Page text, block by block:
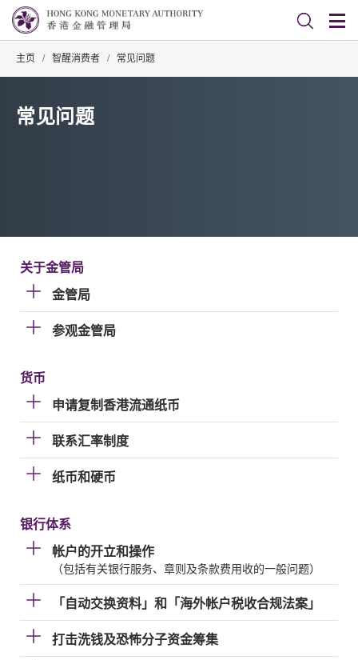
主页 / 智醒消费者 / 常见问题
常见问题
关于金管局
金管局
参观金管局
货币
申请复制香港流通纸币
联系汇率制度
纸币和硬币
银行体系
帐户的开立和操作
（包括有关银行服务、章则及条款费用收的一般问题）
「自动交换资料」和「海外帐户税收合规法案」
打击洗钱及恐怖分子资金筹集